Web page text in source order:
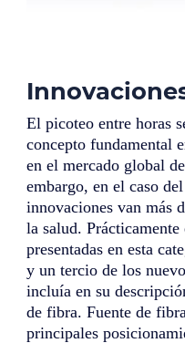
El picoteo entre horas
concepto fundamental
en el mercado global
embargo, en el caso
innovaciones van más
la salud.
presentadas en esta
y un tercio de los
incluía en su
de fibra. Fuente de
principales